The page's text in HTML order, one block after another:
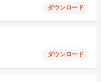
ダウンロード
ダウンロード